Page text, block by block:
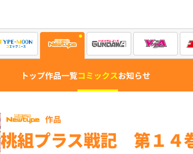
トップ作品一覧コミックスお知らせ
作品
桃組プラス戦記 第１４